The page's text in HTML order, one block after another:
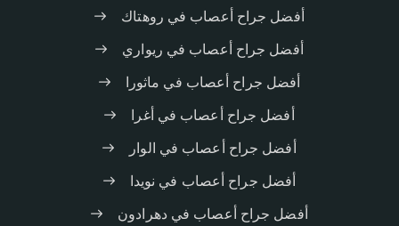
أفضل جراح أعصاب في روهتاك
أفضل جراح أعصاب في ريواري
أفضل جراح أعصاب في ماثورا
أفضل جراح أعصاب في أغرا
أفضل جراح أعصاب في الوار
أفضل جراح أعصاب في نويدا
أفضل جراح أعصاب في دهرادون